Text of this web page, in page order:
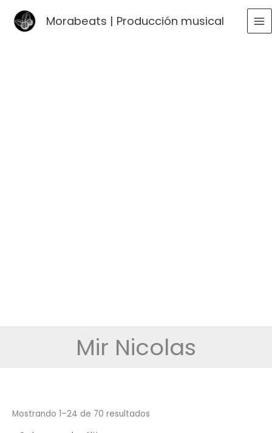
Morabeats | Producción musical
Mir Nicolas
Mostrando 1–24 de 70 resultados